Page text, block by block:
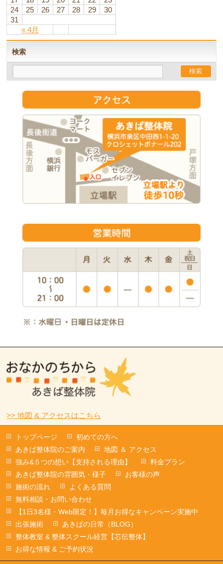
« 4月
24
25 26 27 28 29
30
31
検索
>> 地図 & アクセスはこちら
トップページ
初めての方へ
あきば整体院のご案内
地図 ＆ アクセス
強み&５つの想い【支持される理由】
料金プラン
あきば整体院の雰囲気・様子
お客様の声
施術の流れ
よくある質問
無料相談・お問い合わせ
【1日3名様・Web限定！】毎月お得なキャンペーン実施中
出張施術
あきばの日常（BLOG）
整体教室 & 整体スクール経営【芯伝整体】
お得な情報 & ご予約状況